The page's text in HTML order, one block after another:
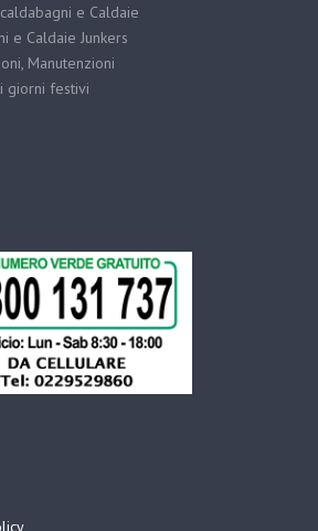
e Caldaie
e Caldaie Junkers
Manutenzioni
giorni festivi